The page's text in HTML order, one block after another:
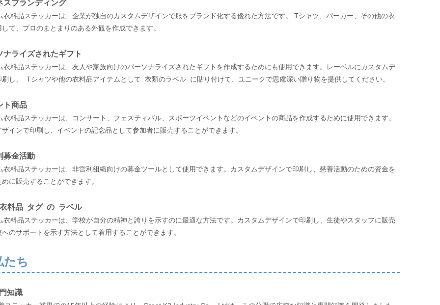
スブランディング
衣料品ステッカーは、企業が独自のカスタムデザインで服をブランド化する優れた方法です。 Tシャツ、パーカー、その他の衣
て、プロのまとまりのある外観を作成できます。
ナライズされたギフト
衣料品ステッカーは、友人や家族向けのパーソナライズされたギフトを作成するためにも使用できます。レーベルにカスタムデ
刷し、 Tシャツや他の衣料品アイテムとして 衣類のラベル に貼り付けて、ユニークで思慮深い贈り物を提供してください。
ト商品
衣料品ステッカーは、コンサート、フェスティバル、スポーツイベントなどのイベントの商品を作成するために使用できます。
インで印刷し、イベントの記念品として参加者に販売することができます。
募金活動
衣料品ステッカーは、非営利組織向けの募金ツールとして使用できます。カスタムデザインで印刷し、慈善活動のための資金を
に販売することができます。
料品 タグ の ラベル
衣料品ステッカーは、学校が自分の精神と誇りを示すのに最適な方法です。カスタムデザインで印刷し、生徒やスタッフに販売
のサポートを示す方法として着用することができます。
たち
知識